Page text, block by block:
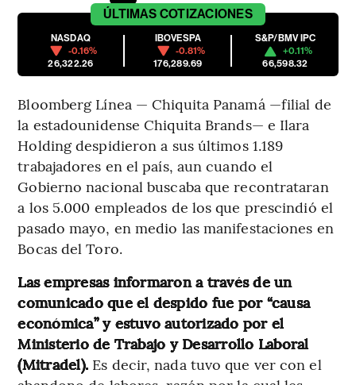
ÚLTIMAS COTIZACIONES
NASDAQ
-0.16%
26,322.26
IBOVESPA
-0.81%
176,289.69
S&P/BMV IPC
+0.11%
66,598.32
Bloomberg Línea — Chiquita Panamá —filial de
la estadounidense Chiquita Brands— e Ilara
Holding despidieron a sus últimos 1.189
trabajadores en el país, aun cuando el
Gobierno nacional buscaba que recontrataran
a los 5.000 empleados de los que prescindió el
pasado mayo, en medio las manifestaciones en
Bocas del Toro.
Las empresas informaron a través de un
comunicado que el despido fue por “causa
económica” y estuvo autorizado por el
Ministerio de Trabajo y Desarrollo Laboral
(Mitradel). Es decir, nada tuvo que ver con el